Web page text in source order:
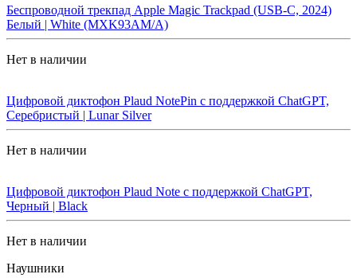
Беспроводной трекпад Apple Magic Trackpad (USB-C, 2024)
Белый | White (MXK93AM/A)
Нет в наличии
Цифровой диктофон Plaud NotePin с поддержкой ChatGPT,
Серебристый | Lunar Silver
Нет в наличии
Цифровой диктофон Plaud Note с поддержкой ChatGPT,
Черный | Black
Нет в наличии
Наушники